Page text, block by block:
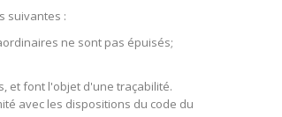
suivantes :
ne sont pas épuisés;
et font l'objet d'une traçabilité.
avec les dispositions du code du